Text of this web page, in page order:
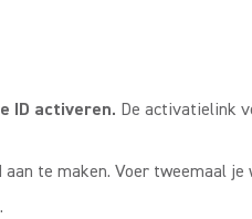
ID activeren. De activatielink
te maken. Voer tweemaal